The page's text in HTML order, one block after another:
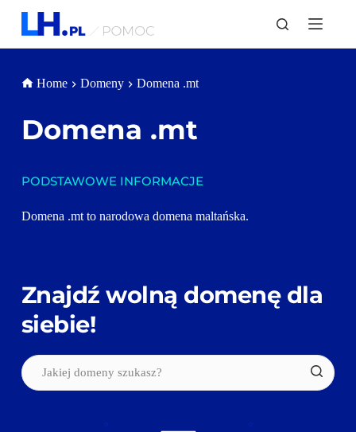
P
d
Home Domeny Domena .mt
Domena .mt
PODSTAWOWE INFORMACJE
Domena .mt to narodowa domena maltańska.
Znajdź wolną domenę dla
siebie!